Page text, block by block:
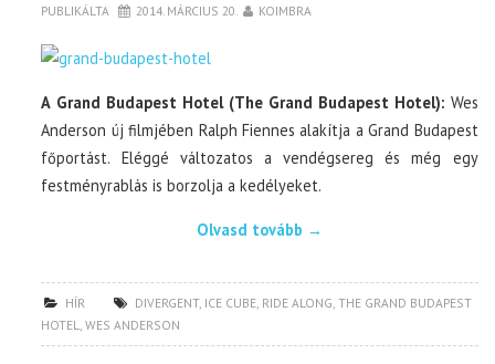
PUBLIKÁLTA 2014. MÁRCIUS 20. KOIMBRA
A Grand Budapest Hotel (The Grand Budapest Hotel): Wes
Anderson új filmjében Ralph Fiennes alakítja a Grand Budapest
főportást. Eléggé változatos a vendégsereg és még egy
festményrablás is borzolja a kedélyeket.
Olvasd tovább →
HÍR DIVERGENT, ICE CUBE RIDE ALONG ,THE GRAND BUDAPEST
HOTEL ,WES ANDERSON